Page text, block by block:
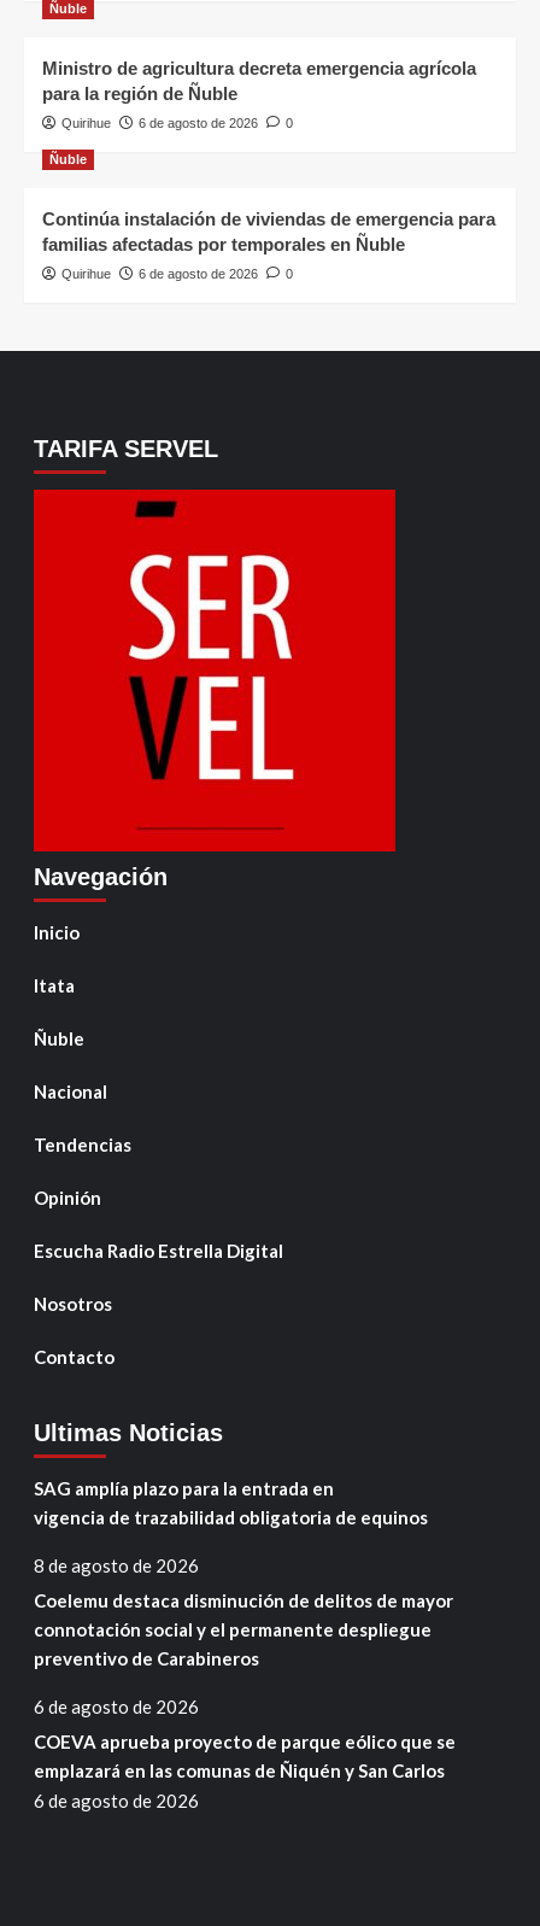
Ñuble
Ministro de agricultura decreta emergencia agrícola
para la región de Ñuble
Quirihue 6 de agosto de 2026 0
Ñuble
Continúa instalación de viviendas de emergencia para
familias afectadas por temporales en Ñuble
Quirihue 6 de agosto de 2026 0
TARIFA SERVEL
Navegación
Inicio
Itata
Ñuble
Nacional
Tendencias
Opinión
Escucha Radio Estrella Digital
Nosotros
Contacto
Ultimas Noticias
SAG amplía plazo para la entrada en
vigencia de trazabilidad obligatoria de equinos
8 de agosto de 2026
Coelemu destaca disminución de delitos de mayor
connotación social y el permanente despliegue
preventivo de Carabineros
6 de agosto de 2026
COEVA aprueba proyecto de parque eólico que se
emplazará en las comunas de Ñiquén y San Carlos
6 de agosto de 2026